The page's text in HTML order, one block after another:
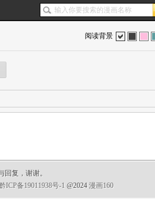
阅读背景
复，谢谢。
ICP备19011938号-1 @2024 漫画160